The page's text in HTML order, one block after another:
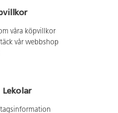
våra köpvillkor
vår webbshop
Lekolar